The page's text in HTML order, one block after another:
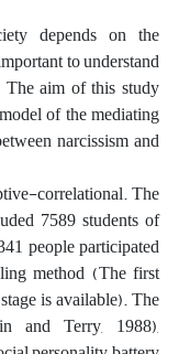
depends on the
to understand
The aim of this study
of the mediating
narcissism and
correlational. The
7589 students of
people participated
method (The first
is available). The
and Terry, 1988),